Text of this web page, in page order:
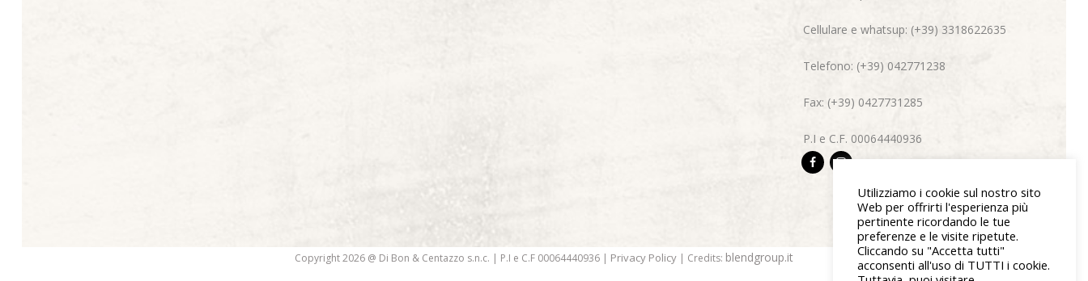
Cellulare e whatsup: (+39) 3318622635
Telefono: (+39) 042771238
Fax: (+39) 0427731285
P.I e C.F. 00064440936
Copyright 2026 @ Di Bon & Centazzo s.n.c. | P.I e C.F 00064440936 | Privacy Policy| Credits: blendgroup.it
Utilizziamo i cookie sul nostro sito
Web per offrirti l'esperienza più
pertinente ricordando le tue
preferenze e le visite ripetute.
Cliccando su "Accetta tutti"
acconsenti all'uso di TUTTI i cookie.